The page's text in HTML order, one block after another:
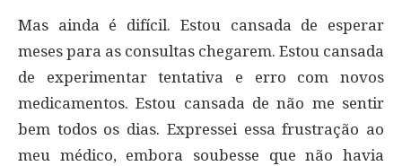
Mas ainda é difícil. Estou cansada de esperar
meses para as consultas chegarem. Estou cansada
de experimentar tentativa e erro com novos
medicamentos. Estou cansada de não me sentir
bem todos os dias. Expressei essa frustração ao
meu médico, embora soubesse que não havia